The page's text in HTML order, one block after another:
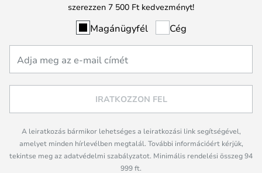
szerezzen 7 500 Ft kedvezményt!
Magánügyfél Cég
IRATKOZZON FEL
A leiratkozás bármikor lehetséges a leiratkozási link segítségével,
amelyet minden hírlevélben megtalál. További információért kérjük,
tekintse meg az adatvédelmi szabályzatot. Minimális rendelési összeg 94
999 ft.